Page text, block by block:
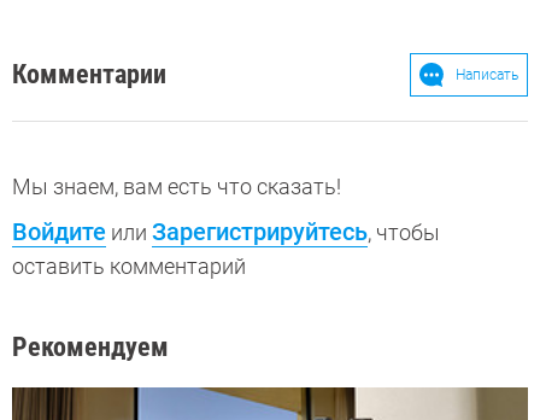
Комментарии Написать
Мы знаем, вам есть что сказать!
Войдите или Зарегистрируйтесь, чтобы
оставить комментарий
Рекомендуем